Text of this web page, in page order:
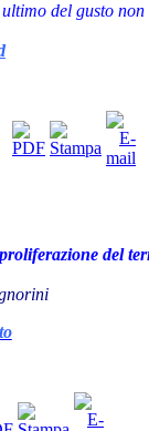
del gusto
del